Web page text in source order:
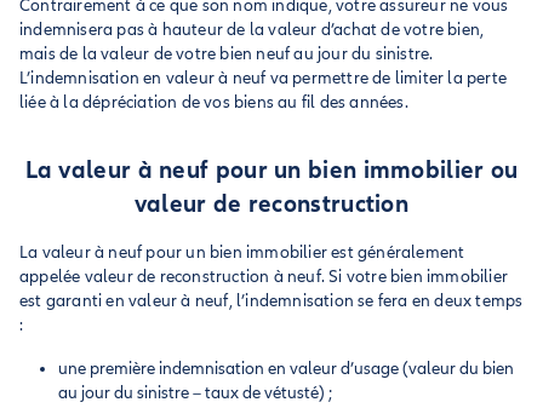
Contrairement à ce que son nom indique, votre assureur ne vous
indemnisera pas à hauteur de la valeur d’achat de votre bien,
mais de la valeur de votre bien neuf au jour du sinistre.
L’indemnisation en valeur à neuf va permettre de limiter la perte
liée à la dépréciation de vos biens au fil des années.
La valeur à neuf pour un bien immobilier ou
valeur de reconstruction
La valeur à neuf pour un bien immobilier est généralement
appelée valeur de reconstruction à neuf. Si votre bien immobilier
est garanti en valeur à neuf, l’indemnisation se fera en deux temps
:
une première indemnisation en valeur d’usage (valeur du bien
au jour du sinistre – taux de vétusté) ;